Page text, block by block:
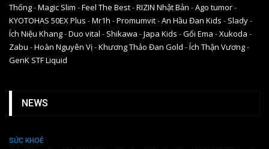
Thống-Magic Slim -Feel The Best-RIZIN Nhật Bản -Ago tumor-
KYOTOHAS 50EX Plus -Mr1h -Promumvit-An Hầu Đan Kids - Slady-
Ích Niệu Khang-Duo vital - Shikawa -Japa Kids -Gối Ema -Xukoda -
Zabu -Hoàn Nguyên Vị-Khương Thảo Đan Gold -Ích Thận Vương-
GenK STF Liquid
NEWS
SỨC KHOẺ